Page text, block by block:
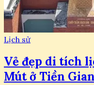
Lịch sử
Vẻ đẹp di tích
Mút ở Tiền